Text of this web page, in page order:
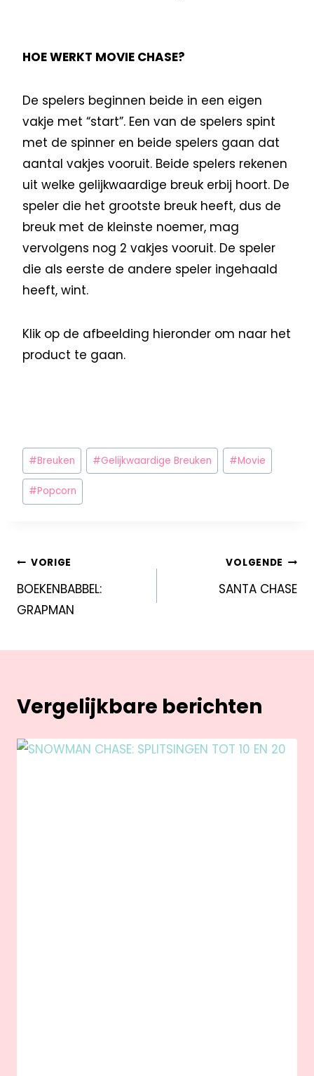
HOE WERKT MOVIE CHASE?
De spelers beginnen beide in een eigen
vakje met “start”. Een van de spelers spint
met de spinner en beide spelers gaan dat
aantal vakjes vooruit. Beide spelers rekenen
uit welke gelijkwaardige breuk erbij hoort. De
speler die het grootste breuk heeft, dus de
breuk met de kleinste noemer, mag
vervolgens nog 2 vakjes vooruit. De speler
die als eerste de andere speler ingehaald
heeft, wint.
Klik op de afbeelding hieronder om naar het
product te gaan.
#Breuken #Gelijkwaardige Breuken #Movie
#Popcorn
VORIGE
BOEKENBABBEL:
GRAPMAN
VOLGENDE
SANTA CHASE
Vergelijkbare berichten